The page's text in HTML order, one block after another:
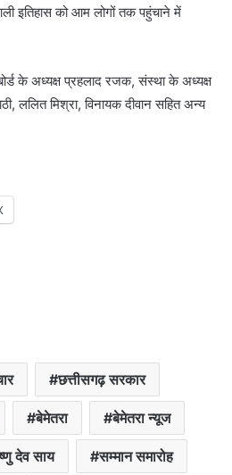
इतिहास को आम लोगों तक पहुंचाने में
के अध्यक्ष प्रहलाद रजक, संस्था के अध्यक्ष
ललित मिश्रा, विनायक दीवान सहित अन्य
छत्तीसगढ़ सरकार
बेमेतरा बेमेतरा न्यूज
देव साय सम्मान समारोह